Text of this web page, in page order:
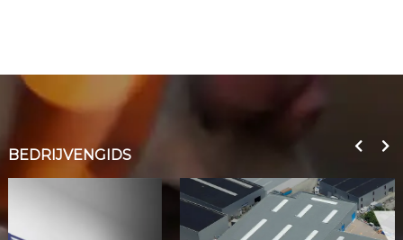
BEDRIJVENGIDS